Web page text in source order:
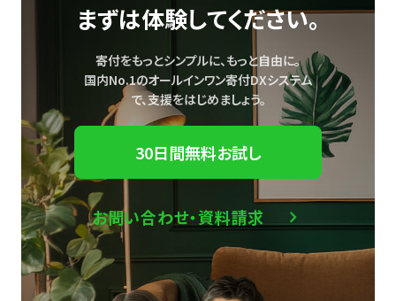
まずは体験してください。
寄付をもっとシンプルに、もっと自由に。
国内No.1のオールインワン寄付DXシステム
で、支援をはじめましょう。
30日間無料お試し
お問い合わせ・資料請求